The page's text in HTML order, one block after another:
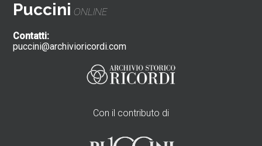
Puccini ONLINE
Contatti:
puccini@archivioricordi.com
Con il contributo di